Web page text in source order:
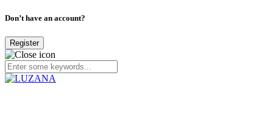
Don’t have an account?
Register